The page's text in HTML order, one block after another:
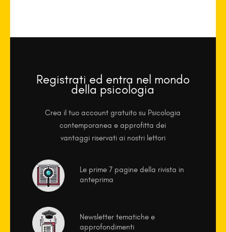
Registrati ed entra nel mondo
della psicologia
Crea il tuo account gratuito su Psicologia
contemporanea e approfitta dei
vantaggi riservati ai nostri lettori
Le prime 7 pagine della rivista in
anteprima
Newsletter tematiche e
approfondimenti